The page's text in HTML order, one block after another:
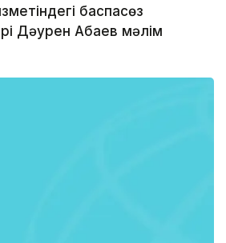
баспасөз
Дәурен Абаев мәлім